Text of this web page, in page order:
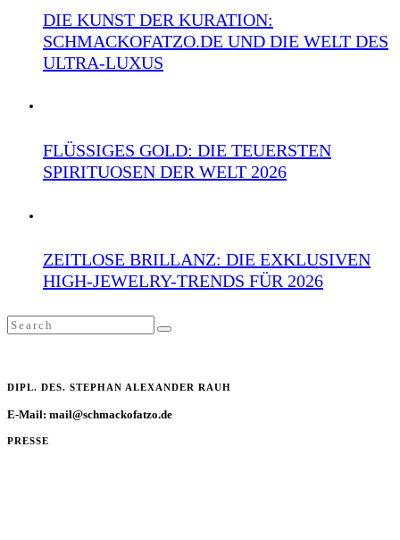
DIE KUNST DER KURATION:
SCHMACKOFATZO.DE UND DIE WELT DES
ULTRA-LUXUS
FLÜSSIGES GOLD: DIE TEUERSTEN
SPIRITUOSEN DER WELT 2026
ZEITLOSE BRILLANZ: DIE EXKLUSIVEN
HIGH-JEWELRY-TRENDS FÜR 2026
Search
SEARCH
DIPL. DES. STEPHAN ALEXANDER RAUH
E-Mail: mail@schmackofatzo.de
PRESSE